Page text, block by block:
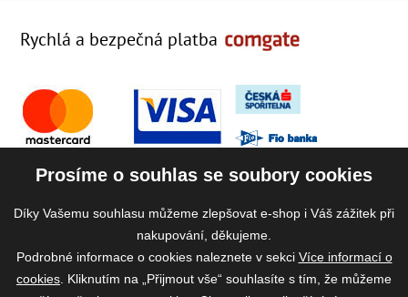
Rychlá a bezpečná platba
Prosíme o souhlas se soubory cookies
Díky Vašemu souhlasu můžeme zlepšovat e-shop i Váš zážitek při
nakupování, děkujeme.
Podrobné informace o cookies naleznete v sekci Více informací o
cookies . Kliknutím na „Přijmout vše“ souhlasíte s tím, že můžeme